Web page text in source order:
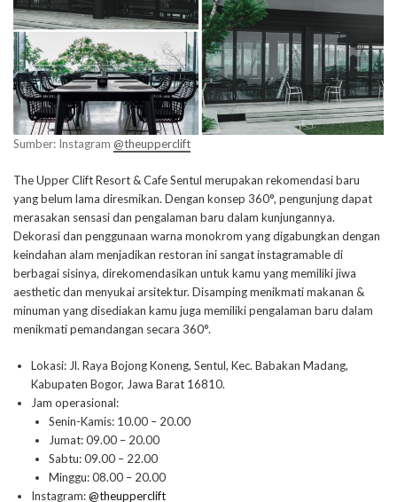
Sumber: Instagram @theupperclift
The Upper Clift Resort & Cafe Sentul merupakan rekomendasi baru
yang belum lama diresmikan. Dengan konsep 360°, pengunjung dapat
merasakan sensasi dan pengalaman baru dalam kunjungannya.
Dekorasi dan penggunaan warna monokrom yang digabungkan dengan
keindahan alam menjadikan restoran ini sangat instagramable di
berbagai sisinya, direkomendasikan untuk kamu yang memiliki jiwa
aesthetic dan menyukai arsitektur. Disamping menikmati makanan &
minuman yang disediakan kamu juga memiliki pengalaman baru dalam
menikmati pemandangan secara 360°.
Lokasi: Jl. Raya Bojong Koneng, Sentul, Kec. Babakan Madang,
Kabupaten Bogor, Jawa Barat 16810.
Jam operasional:
Senin-Kamis: 10.00 – 20.00
Jumat: 09.00 – 20.00
Sabtu: 09.00 – 22.00
Minggu: 08.00 – 20.00
Instagram:@theupperclift